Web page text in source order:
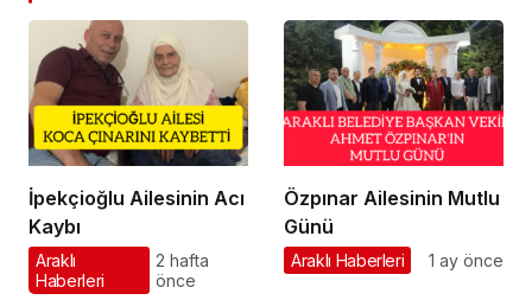
İpekçioğlu Ailesinin Acı
Kaybı
Araklı
Haberleri
2 hafta
önce
Özpınar Ailesinin Mutlu
Günü
Araklı Haberleri 1 ay önce